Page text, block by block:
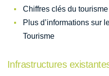
Chiffres clés du
Plus d’informations sur
Tourisme
Infrastructures